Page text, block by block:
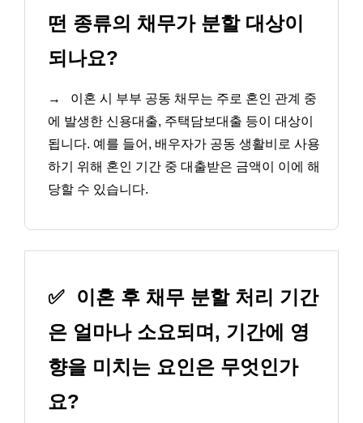
떤 종류의 채무가 분할 대상이
되나요?
→
이혼 시 부부 공동 채무는 주로 혼인 관계 중
에 발생한 신용대출, 주택담보대출 등이 대상이
됩니다. 예를 들어, 배우자가 공동 생활비로 사용
하기 위해 혼인 기간 중 대출받은 금액이 이에 해
당할 수 있습니다.
✅
이혼 후 채무 분할 처리 기간
은 얼마나 소요되며, 기간에 영
향을 미치는 요인은 무엇인가
요?